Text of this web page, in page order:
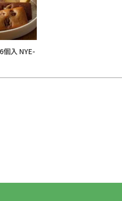
個入 NYE-